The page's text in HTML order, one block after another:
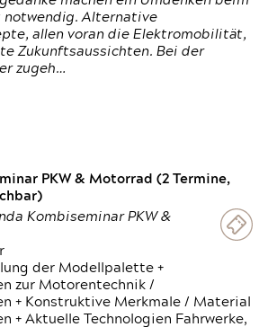
notwendig. Alternative
allen voran die Elektromobilität,
Zukunftsaussichten. Bei der
zugeh…
PKW & Motorrad (2 Termine,
Kombiseminar PKW &
der Modellpalette +
zur Motorentechnik /
+ Konstruktive Merkmale / Material
+ Aktuelle Technologien Fahrwerke,